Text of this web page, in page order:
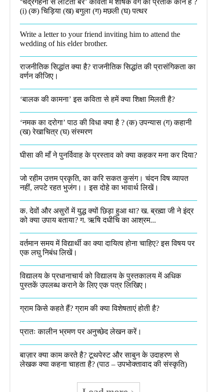
(i) (क) चिड़िया (ख) बगुला (ग) मछली (घ) पत्थर
Write a letter to your friend inviting him to attend the
wedding of his elder brother.
राजनीतिक सिद्धांत क्या है? राजनीतिक सिद्धांत की प्रासंगिकता का
वर्णन कीजिए।
‘बालक की कामना’ इस कविता से हमें क्या शिक्षा मिलती है?
‘नमक का दरोगा’ पाठ की विधा क्या है ? (क) उपन्यास (ग) कहानी
(ख) रेखाचित्र (घ) संस्मरण​
घीसा की माँ ने पुनर्विवाह के प्रस्ताव को क्या कहकर मना कर दिया?
जो रहीम उत्तम प्रकृति, का करि सकत कुसंग। चंदन विष व्यापत
नहीं, लपटे रहत भुजंग।। इस दोहे का भावार्थ लिखें।
क. देवों और असुरों में युद्ध क्यों छिड़ा हुआ था? ख. ब्रह्मा जी ने इंद्र
को क्या उपाय बताया? ग. ऋषि दधीचि का आश्रम...
वर्तमान समय में विद्यार्थी का क्या दायित्व होना चाहिए? इस विषय पर
एक लघु निबंध लिखें।
विद्यालय के प्रधानाचार्य को विद्यालय के पुस्तकालय में अधिक
पुस्तकें उपलब्ध कराने के लिए एक पत्र लिखिए।
ग्राम किसे कहते हैं? ग्राम की क्या विशेषताएं होती है?​
प्रातः कालीन भ्रमण पर अनुच्छेद लेखन करें।
बाज़ार क्या काम करते है? टूथपेस्ट और साबुन के उदाहरण से
लेखक क्या कहना चाहता है? (पाठ – उपभोक्तावाद की संस्कृति)